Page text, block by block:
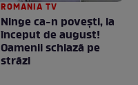
ROMANIA TV
Ninge ca-n povești, la
început de august!
Oamenii schiază pe
străzi